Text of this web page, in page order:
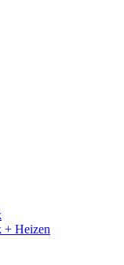
+ Heizen